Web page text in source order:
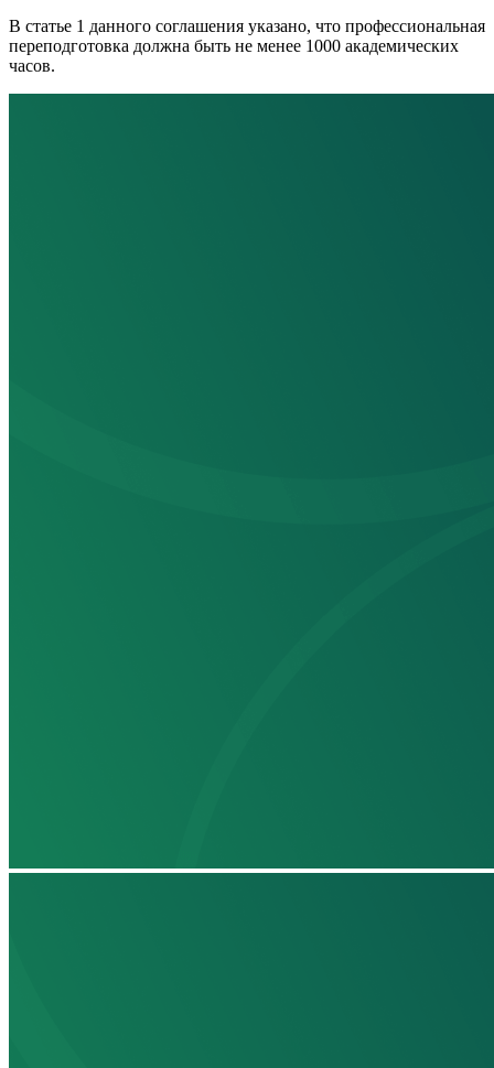
В статье 1 данного соглашения указано, что профессиональная
переподготовка должна быть не менее 1000 академических
часов.